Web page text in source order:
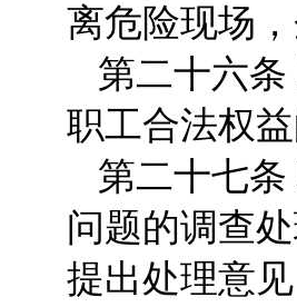
离危险现场
第二十六
职工合法权
第二十七
问题的调查
提出处理意